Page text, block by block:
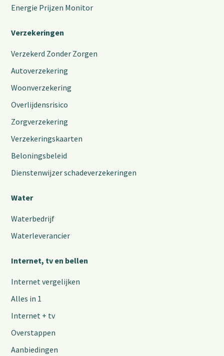
Energie Prijzen Monitor
Verzekeringen
Verzekerd Zonder Zorgen
Autoverzekering
Woonverzekering
Overlijdensrisico
Zorgverzekering
Verzekeringskaarten
Beloningsbeleid
Dienstenwijzer schadeverzekeringen
Water
Waterbedrijf
Waterleverancier
Internet, tv en bellen
Internet vergelijken
Alles in 1
Internet + tv
Overstappen
Aanbiedingen